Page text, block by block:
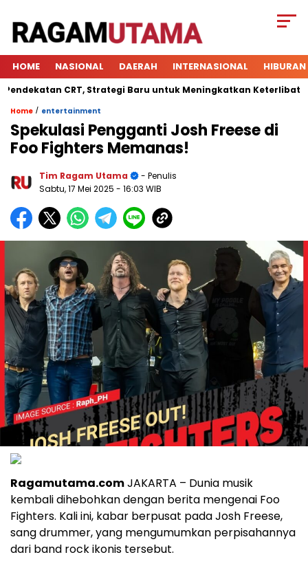
HOME NASIONAL DAERAH INTERNASIONAL HIBURAN
CRT, Strategi Baru untuk Meningkatkan Keterlibatan
Home / entertainment
Spekulasi Pengganti Josh Freese di
Foo Fighters Memanas!
Tim Ragam Utama
- Penulis
Sabtu, 17 Mei 2025 - 16:03 WIB
Ragamutama.comJAKARTA – Dunia musik
kembali dihebohkan dengan berita mengenai Foo
Fighters. Kali ini, kabar berpusat pada Josh Freese,
sang drummer, yang mengumumkan perpisahannya
dari band rock ikonis tersebut.